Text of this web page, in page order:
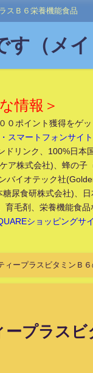
スＢ６栄養機能食品
す（メ
情報＞
ポイント獲得をゲッ
スマートフォンサイ
リンク、100%日本
ア株式会社)、蜂の子
バイオテック社
尿食研株式会社)、
毛剤、栄養機能食品
ショッピングサ
ィープラスビタミンＢ
プラス